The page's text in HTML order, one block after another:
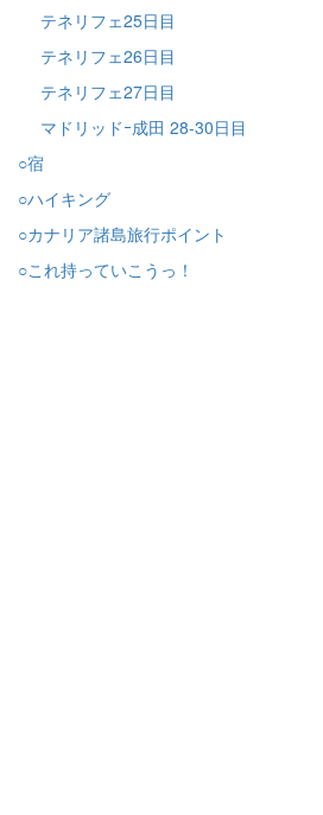
テネリフェ25日目
テネリフェ26日目
テネリフェ27日目
マドリッドｰ成田 28-30日目
○宿
○ハイキング
○カナリア諸島旅行ポイント
○これ持っていこうっ！